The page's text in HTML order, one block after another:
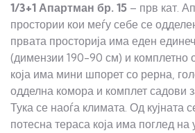
1/3+1 Апартман бр. 15 – прв кат.
простории кои меѓу себе се
првата просторија има еден
(димензии 190-90 см) и комплетно
која има мини шпорет со рерна,
одделна комора и комплет садови
Тука се наоѓа климата. Од кујната
потесна тераса која има поглед на